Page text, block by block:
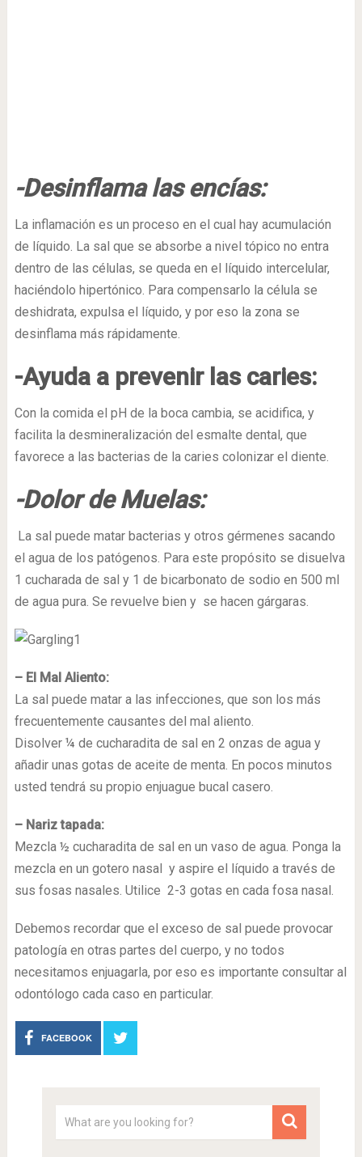
-Desinflama las encías:
La inflamación es un proceso en el cual hay acumulación
de líquido. La sal que se absorbe a nivel tópico no entra
dentro de las células, se queda en el líquido intercelular,
haciéndolo hipertónico. Para compensarlo la célula se
deshidrata, expulsa el líquido, y por eso la zona se
desinflama más rápidamente.
-Ayuda a prevenir las caries:
Con la comida el pH de la boca cambia, se acidifica, y
facilita la desmineralización del esmalte dental, que
favorece a las bacterias de la caries colonizar el diente.
-Dolor de Muelas:
La sal puede matar bacterias y otros gérmenes sacando
el agua de los patógenos. Para este propósito se disuelva
1 cucharada de sal y 1 de bicarbonato de sodio en 500 ml
de agua pura. Se revuelve bien y se hacen gárgaras.
– El Mal Aliento:
La sal puede matar a las infecciones, que son los más
frecuentemente causantes del mal aliento.
Disolver ¼ de cucharadita de sal en 2 onzas de agua y
añadir unas gotas de aceite de menta. En pocos minutos
usted tendrá su propio enjuague bucal casero.
– Nariz tapada:
Mezcla ½ cucharadita de sal en un vaso de agua. Ponga la
mezcla en un gotero nasal y aspire el líquido a través de
sus fosas nasales. Utilice 2-3 gotas en cada fosa nasal.
Debemos recordar que el exceso de sal puede provocar
patología en otras partes del cuerpo, y no todos
necesitamos enjuagarla, por eso es importante consultar al
odontólogo cada caso en particular.
FACEBOOK